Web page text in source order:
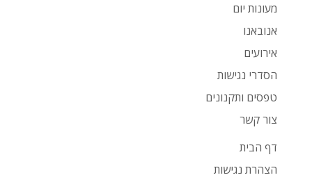
מעונות יום
אנובאנו
אירועים
הסדרי נגישות
טפסים ותקנונים
צור קשר
דף הבית
הצהרת נגישות